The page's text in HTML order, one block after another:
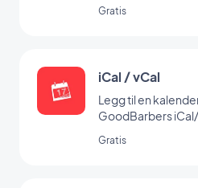
Gratis
iCal / vCal
Legg til en
GoodBarbers
Gratis